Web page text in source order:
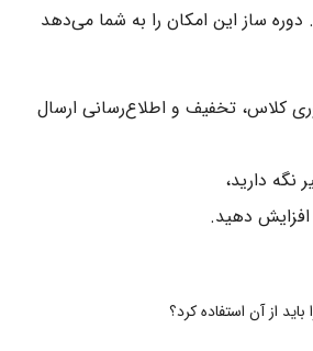
ساز این امکان را به شما می‌دهد
کلاس، تخفیف و اطلاع‌رسانی ارسال
نگه دارید،
دهید.